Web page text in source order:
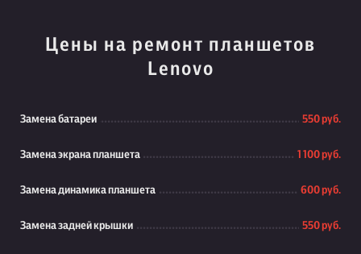
Цены на ремонт планшетов
Lenovo
Замена батареи 550 руб.
Замена экрана планшета 1 100 руб.
Замена динамика планшета 600 руб.
Замена задней крышки 550 руб.